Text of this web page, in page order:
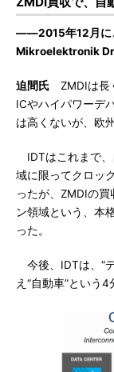
――2015年12月に
Mikroelektronik
迫間氏 ZMDIは長
ICやハイパワーデ
は高くないが、欧
IDTはこれまで、
域に限ってクロッ
ったが、ZMDIの
ン領域という、本
った。
今後、IDTは、“
え“自動車”という4